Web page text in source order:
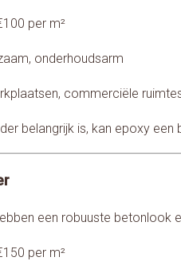
per m²
onderhoudsarm
commerciële
belangrijk is, kan epoxy een
een robuuste betonlook
per m²